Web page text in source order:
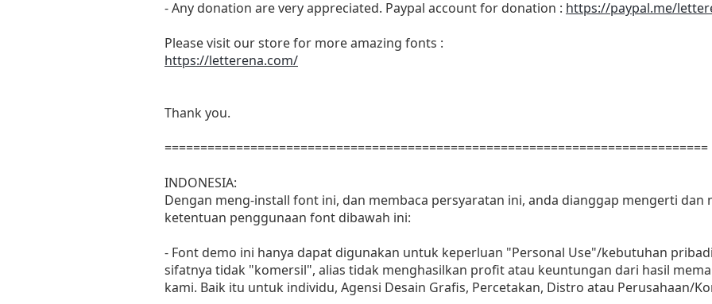
- Any donation are very appreciated. Paypal account for donation : https://paypal.me/
Please visit our store for more amazing fonts :
https://letterena.com/
Thank you.
============================================================================
INDONESIA:
Dengan meng-install font ini, dan membaca persyaratan ini, anda dianggap mengerti dan
ketentuan penggunaan font dibawah ini:
- Font demo ini hanya dapat digunakan untuk keperluan "Personal Use"/kebutuhan
sifatnya tidak "komersil", alias tidak menghasilkan profit atau keuntungan dari hasil
kami. Baik itu untuk individu, Agensi Desain Grafis, Percetakan, Distro atau Perusahaan/